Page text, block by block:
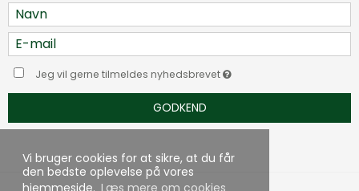
Vi bruger cookies for at sikre, at du får
den bedste oplevelse på vores
Jeg vil gerne tilmeldes nyhedsbrevet
GODKEND